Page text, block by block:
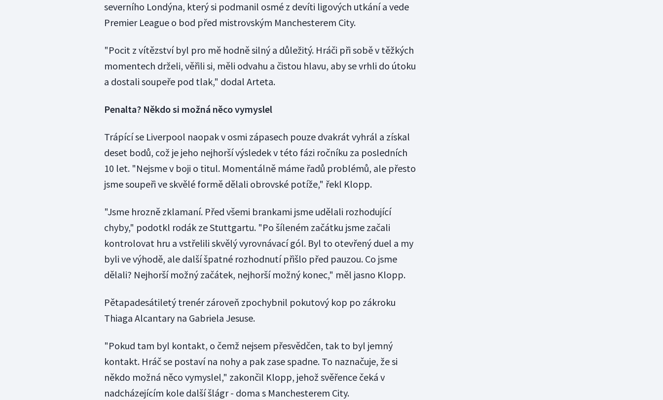
severního Londýna, který si podmanil osmé z devíti ligových utkání a vede
Premier League o bod před mistrovským Manchesterem City.
"Pocit z vítězství byl pro mě hodně silný a důležitý. Hráči při sobě v těžkých
momentech drželi, věřili si, měli odvahu a čistou hlavu, aby se vrhli do útoku
a dostali soupeře pod tlak," dodal Arteta.
Penalta? Někdo si možná něco vymyslel
Trápící se Liverpool naopak v osmi zápasech pouze dvakrát vyhrál a získal
deset bodů, což je jeho nejhorší výsledek v této fázi ročníku za posledních
10 let. "Nejsme v boji o titul. Momentálně máme řadů problémů, ale přesto
jsme soupeři ve skvělé formě dělali obrovské potíže," řekl Klopp.
"Jsme hrozně zklamaní. Před všemi brankami jsme udělali rozhodující
chyby," podotkl rodák ze Stuttgartu. "Po šíleném začátku jsme začali
kontrolovat hru a vstřelili skvělý vyrovnávací gól. Byl to otevřený duel a my
byli ve výhodě, ale další špatné rozhodnutí přišlo před pauzou. Co jsme
dělali? Nejhorší možný začátek, nejhorší možný konec," měl jasno Klopp.
Pětapadesátiletý trenér zároveň zpochybnil pokutový kop po zákroku
Thiaga Alcantary na Gabriela Jesuse.
"Pokud tam byl kontakt, o čemž nejsem přesvědčen, tak to byl jemný
kontakt. Hráč se postaví na nohy a pak zase spadne. To naznačuje, že si
někdo možná něco vymyslel," zakončil Klopp, jehož svěřence čeká v
nadcházejícím kole další šlágr - doma s Manchesterem City.